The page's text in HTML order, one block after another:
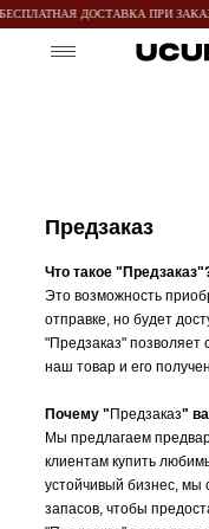
ДОСТАВКА ПРИ
Предзаказ
Что такое
Это возможность
отправке, но будет
"Предзаказ" позволяет
наш товар и его
Почему " Предзаказ"
Мы предлагаем
клиентам купить
устойчивый бизнес, мы
запасов, чтобы